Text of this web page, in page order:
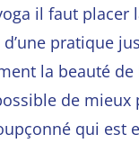
il faut
pratique
la beauté de
de mieux
qui est